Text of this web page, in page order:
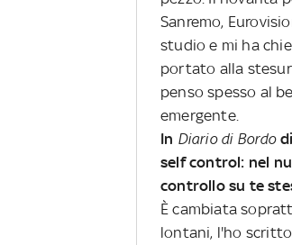
Sanremo,
studio e mi ha
portato alla
penso spesso al
emergente.
In Diario di Bordo
self control: nel
controllo su te
È cambiata
lontani, l'ho